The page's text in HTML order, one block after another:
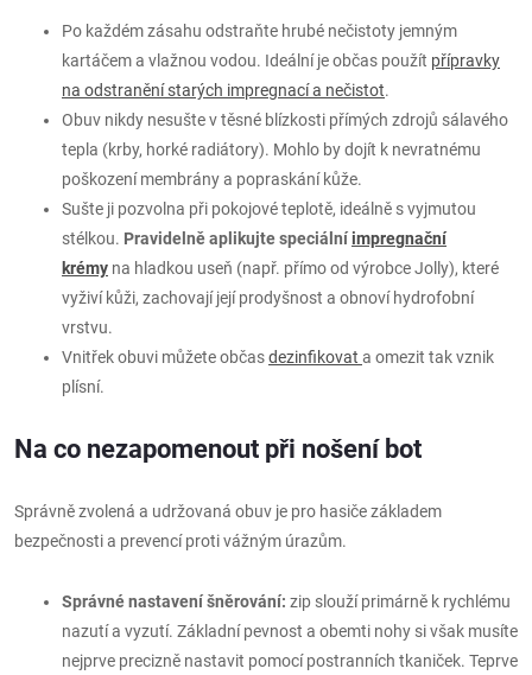
Po každém zásahu odstraňte hrubé nečistoty jemným
kartáčem a vlažnou vodou. Ideální je občas použít přípravky
na odstranění starých impregnací a nečistot.
Obuv nikdy nesušte v těsné blízkosti přímých zdrojů sálavého
tepla (krby, horké radiátory). Mohlo by dojít k nevratnému
poškození membrány a popraskání kůže.
Sušte ji pozvolna při pokojové teplotě, ideálně s vyjmutou
stélkou. Pravidelně aplikujte speciálníimpregnační
krémy na hladkou useň (např. přímo od výrobce Jolly), které
vyživí kůži, zachovají její prodyšnost a obnoví hydrofobní
vrstvu.
Vnitřek obuvi můžete občasdezinfikovat a omezit tak vznik
plísní.
Na co nezapomenout při nošení bot
Správně zvolená a udržovaná obuv je pro hasiče základem
bezpečnosti a prevencí proti vážným úrazům.
Správné nastavení šněrování: zip slouží primárně k rychlému
nazutí a vyzutí. Základní pevnost a obemti nohy si však musíte
nejprve precizně nastavit pomocí postranních tkaniček. Teprve